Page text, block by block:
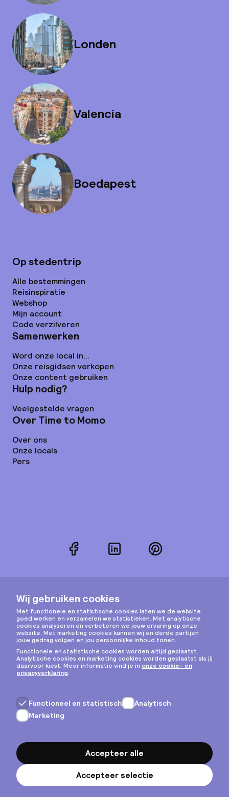
Londen
Valencia
Boedapest
Op stedentrip
Alle bestemmingen
Reisinspiratie
Webshop
Mijn account
Code verzilveren
Samenwerken
Word onze local in...
Onze reisgidsen verkopen
Onze content gebruiken
Hulp nodig?
Veelgestelde vragen
Over Time to Momo
Over ons
Onze locals
Pers
FacebookLinkedInPinterest
Instagram
Privacy & cookies
Algemene voorwaarden